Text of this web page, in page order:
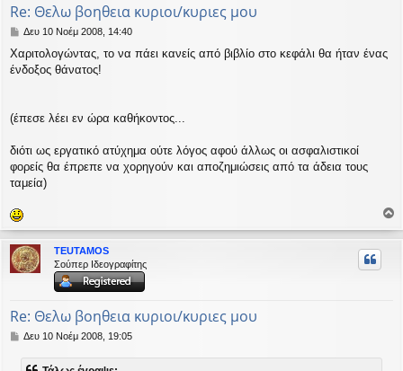
Re: Θελω βοηθεια κυριοι/κυριες μου
Δ
μ
ο
υ
η
Δευ 10 Νοέμ 2008, 14:40
Χαριτολογώντας, το να πάει κανείς από βιβλίο στο κεφάλι θα ήταν ένας
ένδοξος θάνατος!
(έπεσε λέει εν ώρα καθήκοντος...
διότι ως εργατικό ατύχημα ούτε λόγος αφού άλλως οι ασφαλιστικοί
φορείς θα έπρεπε να χορηγούν και αποζημιώσεις από τα άδεια τους
ταμεία)
ο
ρ
TEUTAMOS
Σούπερ Ιδεογραφίτης
Re: Θελω βοηθεια κυριοι/κυριες μου
Δ
μ
Δευ 10 Νοέμ 2008, 19:05